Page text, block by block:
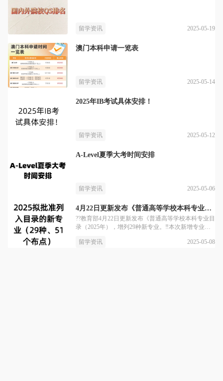
留学资讯 2025-05-19
澳门本科申请一览表
留学资讯 2025-05-14
2025年IB考试具体安排！
留学资讯 2025-05-12
A-Level夏季大考时间安排
留学资讯 2025-05-06
4月22日更新发布《普通高等学校本科专业目录
??教育部4月22日更新发布《普通高等学校本科专业目
录（2025年），增列29种新专业。‼️本次新增专业遵
职业一定要关注！
留学资讯 2025-05-08